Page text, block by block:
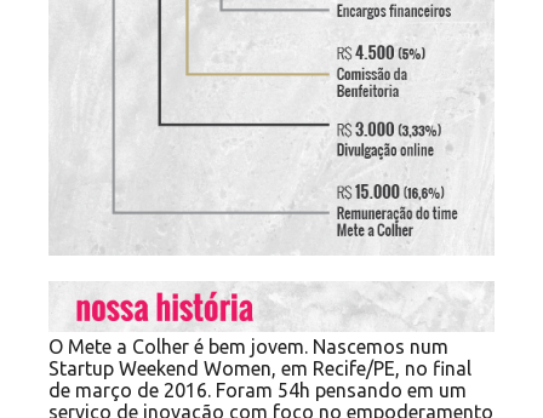
O Mete a Colher é bem jovem. Nascemos num
Startup Weekend Women, em Recife/PE, no final
de março de 2016. Foram 54h pensando em um
serviço de inovação com foco no empoderamento